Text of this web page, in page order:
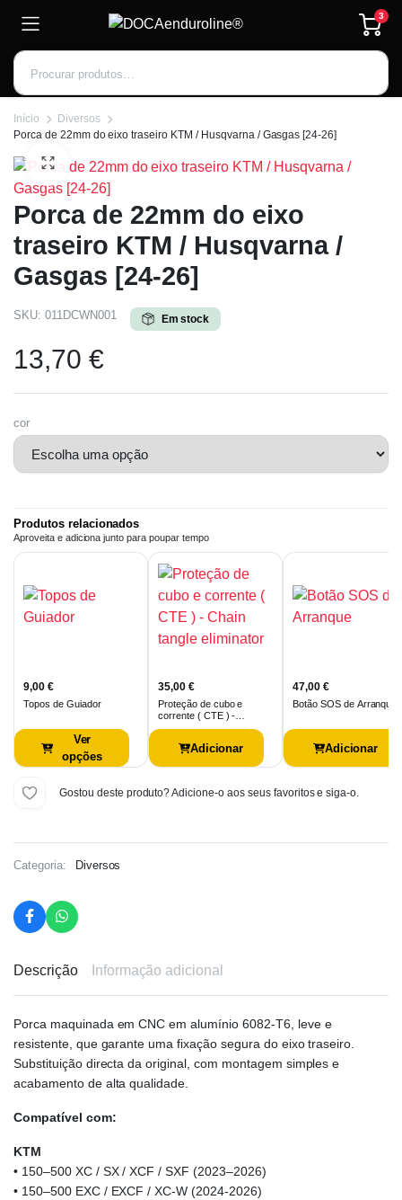
3
Início
Diversos
Porca de 22mm do eixo traseiro KTM / Husqvarna / Gasgas [24-26]
Porca de 22mm do eixo
traseiro KTM / Husqvarna /
Gasgas [24-26]
SKU: 011DCWN001 Em stock
13,70 €
cor
Produtos relacionados
Aproveita e adiciona junto para poupar tempo
9,00 €
Topos de Guiador
Ver
opções
35,00 €
Proteção de cubo e
corrente ( CTE ) -
Chain…
Adicionar
47,00 €
Botão SOS de Arranque
Adicionar
Gostou deste produto? Adicione-o aos seus favoritos e siga-o.
Categoria: Diversos
Descrição Informação adicional
Porca maquinada em CNC em alumínio 6082-T6, leve e
resistente, que garante uma fixação segura do eixo traseiro.
Substituição directa da original, com montagem simples e
acabamento de alta qualidade.
Compatível com:
KTM
• 150–500 XC / SX / XCF / SXF (2023–2026)
• 150–500 EXC / EXCF / XC-W (2024-2026)
Inscrever-se